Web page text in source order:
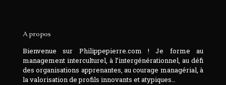
A propos
Bienvenue sur Philippepierre.com ! Je forme au
management interculturel, à l’intergénérationnel, au défi
des organisations apprenantes, au courage managérial, à
la valorisation de profils innovants et atypiques…